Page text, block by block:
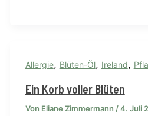
Allergie, Blüten-Öl, Ireland,
Ein Korb voller Blüten
Von Eliane Zimmermann /4. Juli